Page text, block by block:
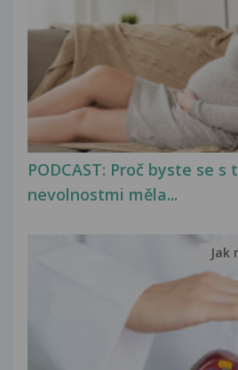
PODCAST: Proč byste se
nevolnostmi měla...
Jak